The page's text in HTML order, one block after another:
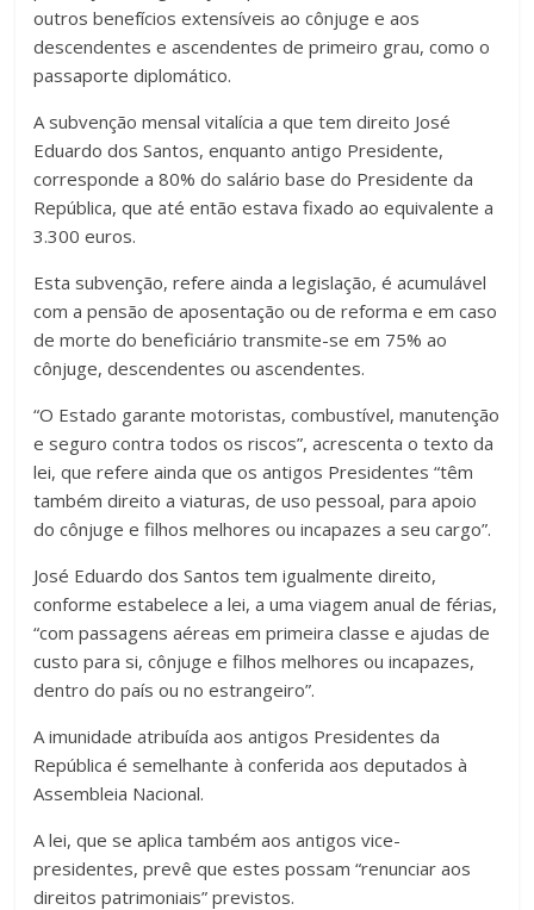
outros benefícios extensíveis ao cônjuge e aos
descendentes e ascendentes de primeiro grau, como o
passaporte diplomático.
A subvenção mensal vitalícia a que tem direito José
Eduardo dos Santos, enquanto antigo Presidente,
corresponde a 80% do salário base do Presidente da
República, que até então estava fixado ao equivalente a
3.300 euros.
Esta subvenção, refere ainda a legislação, é acumulável
com a pensão de aposentação ou de reforma e em caso
de morte do beneficiário transmite-se em 75% ao
cônjuge, descendentes ou ascendentes.
“O Estado garante motoristas, combustível, manutenção
e seguro contra todos os riscos”, acrescenta o texto da
lei, que refere ainda que os antigos Presidentes “têm
também direito a viaturas, de uso pessoal, para apoio
do cônjuge e filhos melhores ou incapazes a seu cargo”.
José Eduardo dos Santos tem igualmente direito,
conforme estabelece a lei, a uma viagem anual de férias,
“com passagens aéreas em primeira classe e ajudas de
custo para si, cônjuge e filhos melhores ou incapazes,
dentro do país ou no estrangeiro”.
A imunidade atribuída aos antigos Presidentes da
República é semelhante à conferida aos deputados à
Assembleia Nacional.
A lei, que se aplica também aos antigos vice-
presidentes, prevê que estes possam “renunciar aos
direitos patrimoniais” previstos.